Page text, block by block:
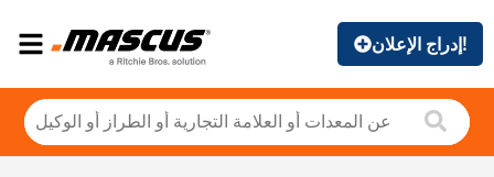
إدراج الإعلان!